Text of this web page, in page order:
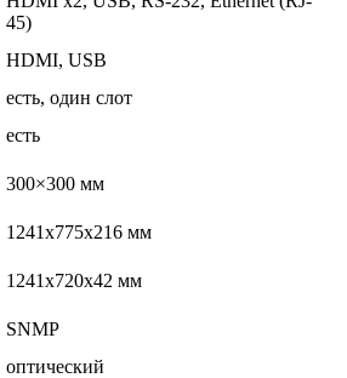
45)
HDMI, USB
есть, один слот
есть
300×300 мм
1241x775x216 мм
1241x720x42 мм
SNMP
оптический